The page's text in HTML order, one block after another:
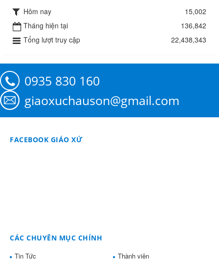
Hôm nay
15,002
Tháng hiện tại
136,842
Tổng lượt truy cập
22,438,343
0935 830 160
giaoxuchauson@gmail.com
FACEBOOK GIÁO XỨ
CÁC CHUYÊN MỤC CHÍNH
Tin Tức
Thành viên